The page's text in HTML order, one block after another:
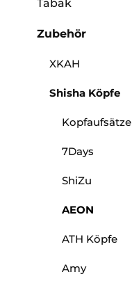
Tabak
Zubehör
XKAH
Shisha Köpfe
Kopfaufsätze
7Days
ShiZu
AEON
ATH Köpfe
Amy